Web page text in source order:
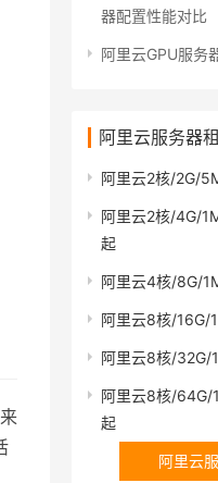
器配置性能对比
阿里云GPU服务
阿里云服务器
阿里云2核/2G/
阿里云2核/4G/
起
阿里云4核/8G/
阿里云8核/16G/
阿里云8核/32G/
阿里云8核/64G/
起
阿里云